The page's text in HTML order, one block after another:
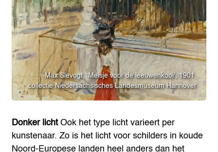
Max Slevogt, ‘Meisje voor de leeuwenkooi’, 1901,
collectie Niedersächsisches Landesmuseum Hannover
Donker lichtOok het type licht varieert per
kunstenaar. Zo is het licht voor schilders in koude
Noord-Europese landen heel anders dan het